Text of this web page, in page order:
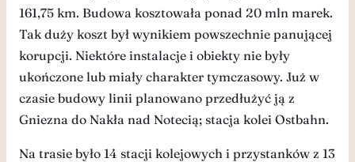
161,75 km. Budowa kosztowała ponad 20 mln marek.
Tak duży koszt był wynikiem powszechnie panującej
korupcji. Niektóre instalacje i obiekty nie były
ukończone lub miały charakter tymczasowy. Już w
czasie budowy linii planowano przedłużyć ją z
Gniezna do Nakła nad Notecią; stacja kolei Ostbahn.
Na trasie było 14 stacji kolejowych i przystanków z 13